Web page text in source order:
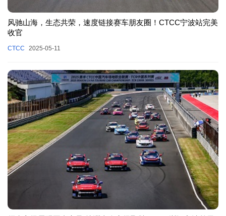
风驰山海，生态共荣，速度链接赛车朋友圈！CTCC宁波站完美
收官
CTCC 2025-05-11